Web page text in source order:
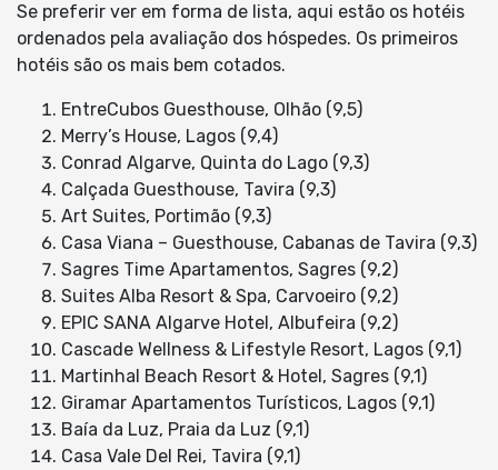
Se preferir ver em forma de lista, aqui estão os hotéis
ordenados pela avaliação dos hóspedes. Os primeiros
hotéis são os mais bem cotados.
EntreCubos Guesthouse, Olhão (9,5)
Merry’s House, Lagos (9,4)
Conrad Algarve, Quinta do Lago (9,3)
Calçada Guesthouse, Tavira (9,3)
Art Suites, Portimão (9,3)
Casa Viana – Guesthouse, Cabanas de Tavira (9,3)
Sagres Time Apartamentos, Sagres (9,2)
Suites Alba Resort & Spa, Carvoeiro (9,2)
EPIC SANA Algarve Hotel, Albufeira (9,2)
Cascade Wellness & Lifestyle Resort, Lagos (9,1)
Martinhal Beach Resort & Hotel, Sagres (9,1)
Giramar Apartamentos Turísticos, Lagos (9,1)
Baía da Luz, Praia da Luz (9,1)
Casa Vale Del Rei, Tavira (9,1)